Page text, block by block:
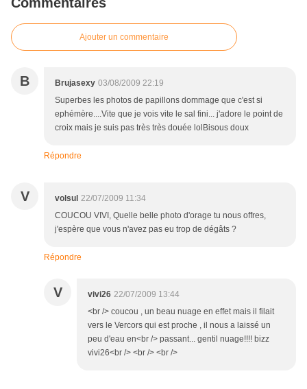
Ajouter un commentaire
B Brujasexy 03/08/2009 22:19
Superbes les photos de papillons dommage que c'est si
ephémère....Vite que je vois vite le sal fini... j'adore le point de
croix mais je suis pas très très douée lolBisous doux
Répondre
V volsul 22/07/2009 11:34
COUCOU VIVI, Quelle belle photo d'orage tu nous offres,
j'espère que vous n'avez pas eu trop de dégâts ?
Répondre
V vivi26 22/07/2009 13:44
<br /> coucou , un beau nuage en effet mais il filait
vers le Vercors qui est proche , il nous a laissé un
peu d'eau en<br /> passant... gentil nuage!!!! bizz
vivi26<br /> <br /> <br />